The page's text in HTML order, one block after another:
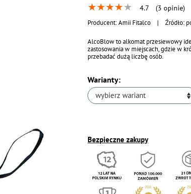
★★★★★ 4.7 (3 opinie)
Producent:Amii Fitalco | Źródło:
AlcoBlow to alkomat przesiewowy
zastosowania w miejscach, gdzie w
przebadać dużą liczbę osób.
Warianty:
wybierz wariant
Bezpieczne zakupy